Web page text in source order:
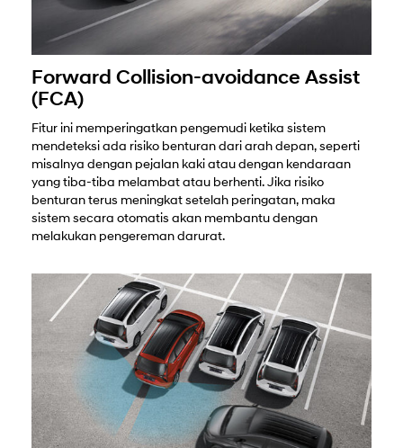
Forward Collision-avoidance Assist
(FCA)
Fitur ini memperingatkan pengemudi ketika sistem
mendeteksi ada risiko benturan dari arah depan, seperti
misalnya dengan pejalan kaki atau dengan kendaraan
yang tiba-tiba melambat atau berhenti. Jika risiko
benturan terus meningkat setelah peringatan, maka
sistem secara otomatis akan membantu dengan
melakukan pengereman darurat.